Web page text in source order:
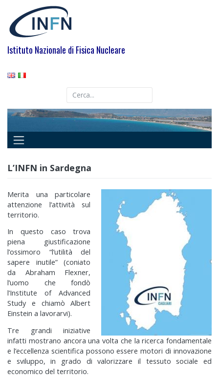
content
Istituto Nazionale di Fisica Nucleare
L’INFN in Sardegna
Merita una particolare
attenzione l’attività sul
territorio.
In questo caso trova
piena giustificazione
l’ossimoro “l’utilità del
sapere inutile” (coniato
da Abraham Flexner,
l’uomo che fondò
l’Institute of Advanced
Study e chiamò Albert
Einstein a lavorarvi).
Tre grandi iniziative
infatti mostrano ancora una volta che la ricerca fondamentale
e l’eccellenza scientifica possono essere motori di innovazione
e sviluppo, in grado di valorizzare il tessuto sociale ed
economico del territorio.